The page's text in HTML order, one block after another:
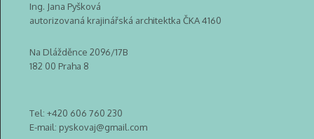
Ing. Jana Pyšková
autorizovaná krajinářská architektka ČKA 4160
Na Dlážděnce 2096/17B
182 00 Praha 8
Tel: +420 606 760 230
E-mail: pyskovaj@gmail.com